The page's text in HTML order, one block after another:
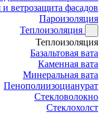
ветрозащита фасадов
Пароизоляция
Теплоизоляция
Теплоизоляция
Базальтовая вата
Каменная вата
Минеральная вата
Пенополиизоцианурат
Стекловолокно
Стеклохолст